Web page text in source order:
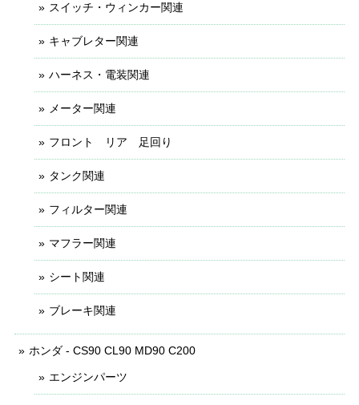
スイッチ・ウィンカー関連
キャブレター関連
ハーネス・電装関連
メーター関連
フロント リア 足回り
タンク関連
フィルター関連
マフラー関連
シート関連
ブレーキ関連
ホンダ - CS90 CL90 MD90 C200
エンジンパーツ